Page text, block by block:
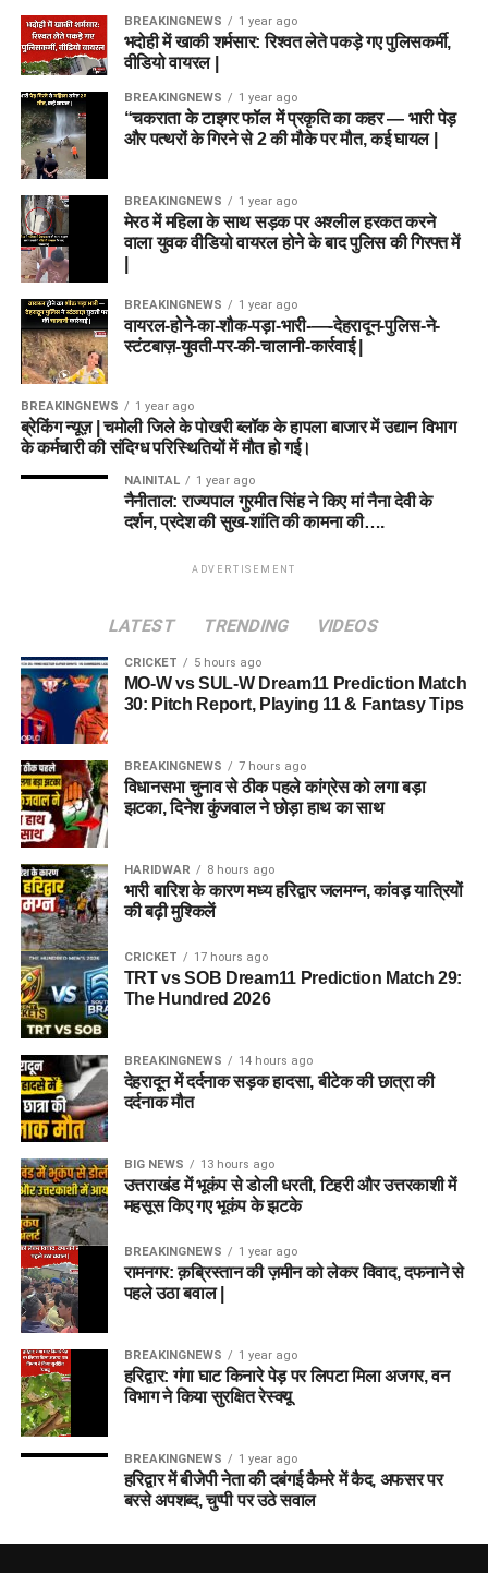
BREAKINGNEWS 1 year ago
भदोही में खाकी शर्मसार: रिश्वत लेते पकड़े गए पुलिसकर्मी,
वीडियो वायरल |
BREAKINGNEWS 1 year ago
“चकराता के टाइगर फॉल में प्रकृति का कहर — भारी पेड़
और पत्थरों के गिरने से 2 की मौके पर मौत, कई घायल |
BREAKINGNEWS 1 year ago
मेरठ में महिला के साथ सड़क पर अश्लील हरकत करने
वाला युवक वीडियो वायरल होने के बाद पुलिस की गिरफ्त में
BREAKINGNEWS 1 year ago
वायरल-होने-का-शौक-पड़ा-भारी-—-देहरादून-पुलिस-ने-
स्टंटबाज़-युवती-पर-की-चालानी-कार्रवाई |
BREAKINGNEWS 1 year ago
ब्रेकिंग न्यूज़ | चमोली जिले के पोखरी ब्लॉक के हापला बाजार में उद्यान विभाग
के कर्मचारी की संदिग्ध परिस्थितियों में मौत हो गई।
NAINITAL 1 year ago
नैनीताल: राज्यपाल गुरमीत सिंह ने किए मां नैना देवी के
दर्शन, प्रदेश की सुख-शांति की कामना की….
ADVERTISEMENT
LATEST TRENDING VIDEOS
CRICKET 5 hours ago
MO-W vs SUL-W Dream11 Prediction Match
30: Pitch Report, Playing 11 & Fantasy Tips
BREAKINGNEWS 7 hours ago
विधानसभा चुनाव से ठीक पहले कांग्रेस को लगा बड़ा
झटका, दिनेश कुंजवाल ने छोड़ा हाथ का साथ
HARIDWAR 8 hours ago
भारी बारिश के कारण मध्य हरिद्वार जलमग्न, कांवड़ यात्रियों
की बढ़ी मुश्किलें
CRICKET 17 hours ago
TRT vs SOB Dream11 Prediction Match 29:
The Hundred 2026
BREAKINGNEWS 14 hours ago
देहरादून में दर्दनाक सड़क हादसा, बीटेक की छात्रा की
दर्दनाक मौत
BIG NEWS 13 hours ago
उत्तराखंड में भूकंप से डोली धरती, टिहरी और उत्तरकाशी में
महसूस किए गए भूकंप के झटके
BREAKINGNEWS 1 year ago
रामनगर: क़ब्रिस्तान की ज़मीन को लेकर विवाद, दफनाने से
पहले उठा बवाल |
BREAKINGNEWS 1 year ago
हरिद्वार: गंगा घाट किनारे पेड़ पर लिपटा मिला अजगर, वन
विभाग ने किया सुरक्षित रेस्क्यू
BREAKINGNEWS 1 year ago
हरिद्वार में बीजेपी नेता की दबंगई कैमरे में कैद, अफसर पर
बरसे अपशब्द, चुप्पी पर उठे सवाल